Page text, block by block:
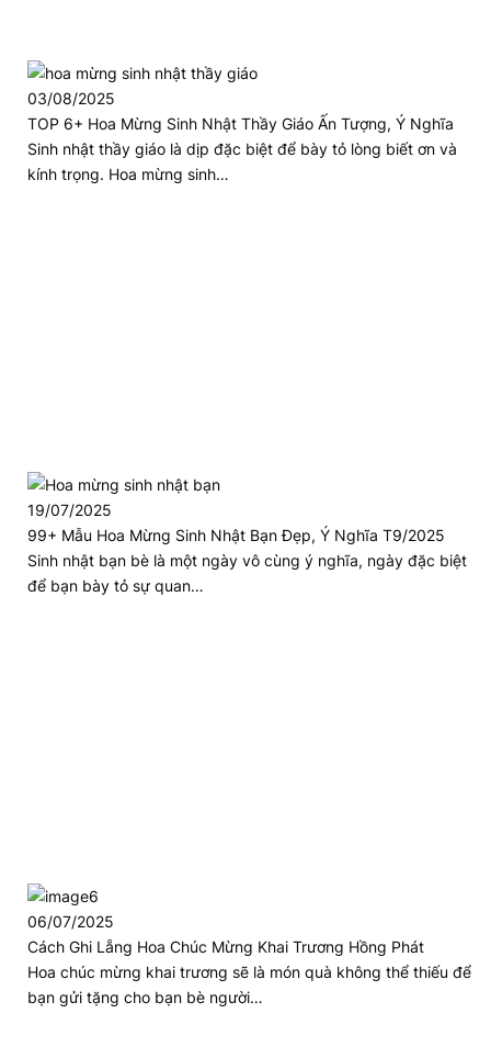
03/08/2025
TOP 6+ Hoa Mừng Sinh Nhật Thầy Giáo Ấn Tượng, Ý Nghĩa
Sinh nhật thầy giáo là dịp đặc biệt để bày tỏ lòng biết ơn và
kính trọng. Hoa mừng sinh…
19/07/2025
99+ Mẫu Hoa Mừng Sinh Nhật Bạn Đẹp, Ý Nghĩa T9/2025
Sinh nhật bạn bè là một ngày vô cùng ý nghĩa, ngày đặc biệt
để bạn bày tỏ sự quan…
06/07/2025
Cách Ghi Lẵng Hoa Chúc Mừng Khai Trương Hồng Phát
Hoa chúc mừng khai trương sẽ là món quà không thể thiếu để
bạn gửi tặng cho bạn bè người…